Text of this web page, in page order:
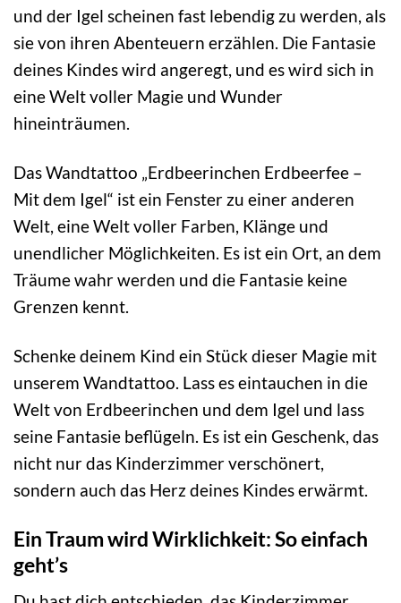
und der Igel scheinen fast lebendig zu werden, als
sie von ihren Abenteuern erzählen. Die Fantasie
deines Kindes wird angeregt, und es wird sich in
eine Welt voller Magie und Wunder
hineinträumen.
Das Wandtattoo „Erdbeerinchen Erdbeerfee –
Mit dem Igel“ ist ein Fenster zu einer anderen
Welt, eine Welt voller Farben, Klänge und
unendlicher Möglichkeiten. Es ist ein Ort, an dem
Träume wahr werden und die Fantasie keine
Grenzen kennt.
Schenke deinem Kind ein Stück dieser Magie mit
unserem Wandtattoo. Lass es eintauchen in die
Welt von Erdbeerinchen und dem Igel und lass
seine Fantasie beflügeln. Es ist ein Geschenk, das
nicht nur das Kinderzimmer verschönert,
sondern auch das Herz deines Kindes erwärmt.
Ein Traum wird Wirklichkeit: So einfach
geht’s